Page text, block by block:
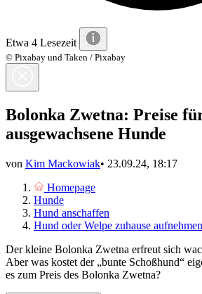
Etwa 4 Lesezeit
© Pixabay und Taken / Pixabay
Bolonka Zwetna: Preise
ausgewachsene Hunde
von Kim Mackowiak• 23.09.24, 18:17
Homepage
Hunde
Hund anschaffen
Hund oder Welpe zuhause aufnehmen
Der kleine Bolonka Zwetna erfreut sich
Aber was kostet der „bunte Schoßhund“
es zum Preis des Bolonka Zwetna?